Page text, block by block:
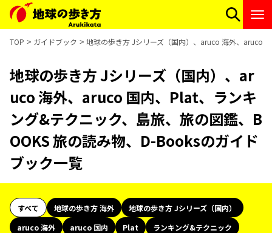
TOP ガイドブック 地球の歩き方 Jシリーズ（国内）、aruco 海外、aruco
地球の歩き方 Jシリーズ（国内）、ar
uco 海外、aruco 国内、Plat、ランキ
ング&テクニック、島旅、旅の図鑑、B
OOKS 旅の読み物、D-Booksのガイド
ブック一覧
すべて 地球の歩き方 海外
地球の歩き方 Jシリーズ（国内）
aruco 海外
aruco 国内 Plat
ランキング&テクニック